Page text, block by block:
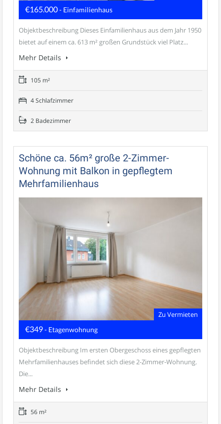
€165.000- Einfamilienhaus
Objektbeschreibung Dieses Einfamilienhaus aus dem Jahr 1950
bietet auf einem ca. 613 m² großen Grundstück viel Platz...
Mehr Details
105 m²
4 Schlafzimmer
2 Badezimmer
Schöne ca. 56m² große 2-Zimmer-
Wohnung mit Balkon in gepflegtem
Mehrfamilienhaus
Zu Vermieten
€349- Etagenwohnung
Objektbeschreibung Im ersten Obergeschoss eines gepflegten
Mehrfamilienhauses befindet sich diese 2-Zimmer-Wohnung.
Die...
Mehr Details
56 m²